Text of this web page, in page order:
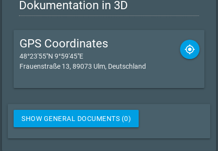
GPS Coordinates
48°23'55"N 9°59'45"E
Frauenstraße 13, 89073 Ulm, Deutschland
gps_fixed
SHOW GENERAL DOCUMENTS (0)